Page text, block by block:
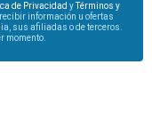
de Privacidad y
Términos y
información u ofertas
sus afiliadas o de terceros.
momento.